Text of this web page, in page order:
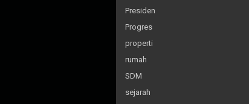
Presiden
Progres
properti
rumah
SDM
sejarah